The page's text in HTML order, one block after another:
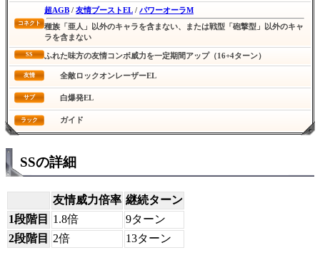
コネクト
超AGB / 友情ブーストEL / パワーオーラM
種族「亜人」以外のキャラを含まない、または戦型「砲撃型」以外のキャ
ラを含まない
SS ふれた味方の友情コンボ威力を一定期間アップ（16+4ターン）
友情 全敵ロックオンレーザーEL
サブ 白爆発EL
ラック ガイド
SSの詳細
友情威力倍率 継続ターン
1段階目
1.8倍
9ターン
2段階目
2倍 13ターン